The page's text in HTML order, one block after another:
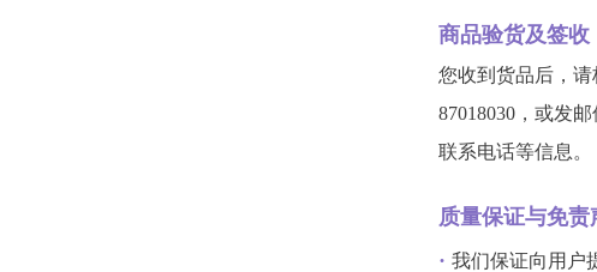
商品验货及签收
您收到货品后，
87018030，或发
联系电话等信息。
质量保证与免责
·我们保证向用户